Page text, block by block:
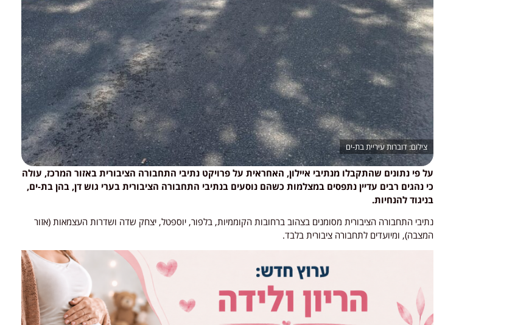
דוברות עיריית בת-ים
על פי נתונים שהתקבלו מנתיבי איילון, האחראית על פרויקט נתיבי התחבורה הציבורית באזור המרכז, עולה
כי נהגים רבים עדיין נתפסים במצלמות כשהם נוסעים בנתיבי התחבורה הציבורית בערי גוש דן, בהן בת-ים,
בניגוד להנחיות.
נתיבי התחבורה הציבורית מסומנים בצהוב ברחובות הקוממיות, בלפור, יוספטל, יצחק שדה ושדרות העצמאות (אזור
המצבה), ומיועדים לתחבורה ציבורית בלבד.